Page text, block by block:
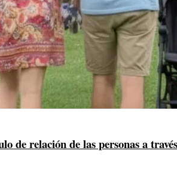
de relación de las personas a